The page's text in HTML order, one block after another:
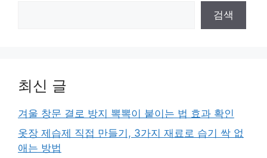
검색
최신 글
겨울 창문 결로 방지 뽁뽁이 붙이는 법 효과 확인
옷장 제습제 직접 만들기, 3가지 재료로 습기 싹 없
애는 방법